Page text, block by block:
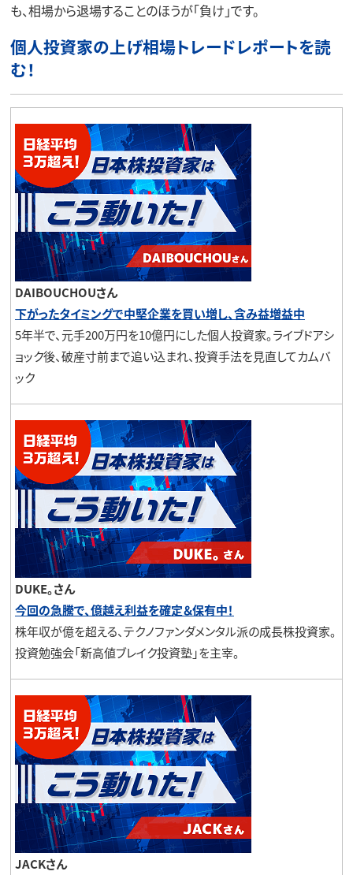
も、相場から退場することのほうが「負け」です。
個人投資家の上げ相場トレードレポートを読
む！
DAIBOUCHOUさん
下がったタイミングで中堅企業を買い増し、含み益増益中
5年半で、元手200万円を10億円にした個人投資家。ライブドアシ
ョック後、破産寸前まで追い込まれ、投資手法を見直してカムバ
ック
DUKE。さん
今回の急騰で、億越え利益を確定＆保有中！
株年収が億を超える、テクノファンダメンタル派の成長株投資家。
投資勉強会「新高値ブレイク投資塾」を主宰。
JACKさん